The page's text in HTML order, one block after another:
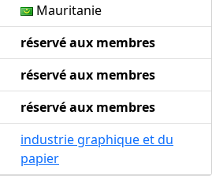
Mauritanie
réservé aux membres
réservé aux membres
réservé aux membres
industrie graphique et du
papier